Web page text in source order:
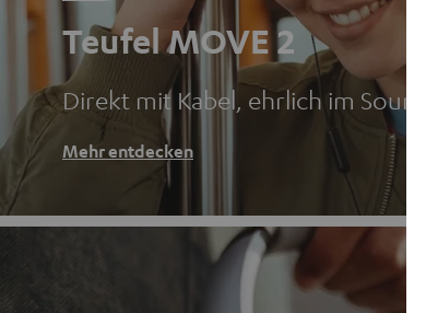
Teufel MOVE 2
Direkt mit Kabel, ehrlich im
Mehr entdecken